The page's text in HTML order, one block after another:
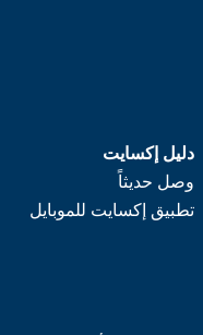
دليل إكسايت
وصل حديثاً
تطبيق إكسايت للموبايل